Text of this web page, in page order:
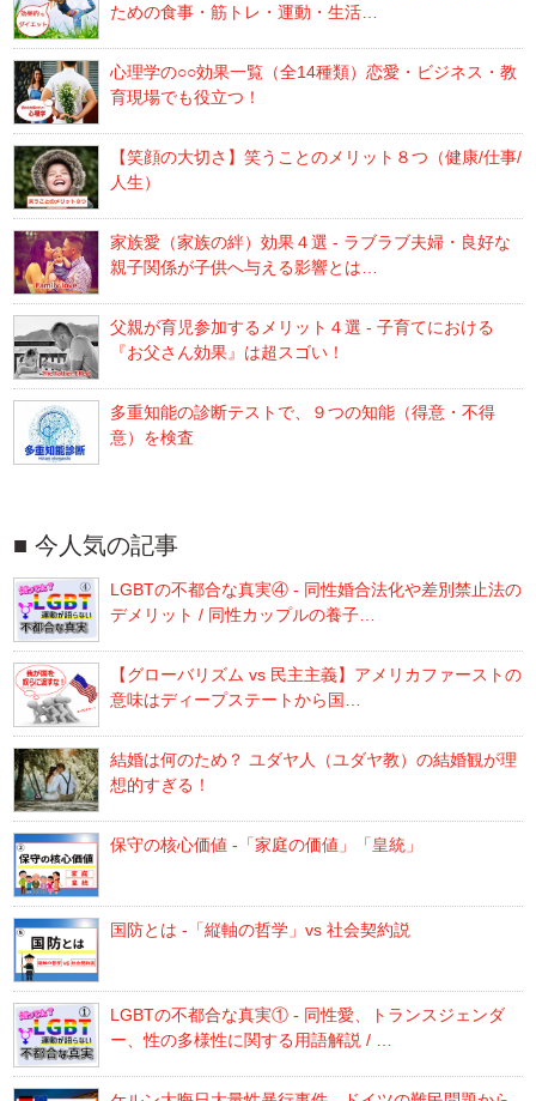
ための食事・筋トレ・運動・生活…
心理学の○○効果一覧（全14種類）恋愛・ビジネス・教
育現場でも役立つ！
【笑顔の大切さ】笑うことのメリット８つ（健康/仕事/
人生）
家族愛（家族の絆）効果４選 - ラブラブ夫婦・良好な
親子関係が子供へ与える影響とは…
父親が育児参加するメリット４選 - 子育てにおける
『お父さん効果』は超スゴい！
多重知能の診断テストで、９つの知能（得意・不得
意）を検査
今人気の記事
LGBTの不都合な真実④ - 同性婚合法化や差別禁止法の
デメリット / 同性カップルの養子…
【グローバリズム vs 民主主義】アメリカファーストの
意味はディープステートから国…
結婚は何のため？ ユダヤ人（ユダヤ教）の結婚観が理
想的すぎる！
保守の核心価値 -「家庭の価値」「皇統」
国防とは -「縦軸の哲学」vs 社会契約説
LGBTの不都合な真実① - 同性愛、トランスジェンダ
ー、性の多様性に関する用語解説 / …